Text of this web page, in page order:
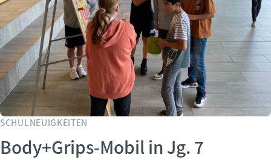
Body+Grips-Mobil in Jg. 7
SCHULNEUIGKEITEN